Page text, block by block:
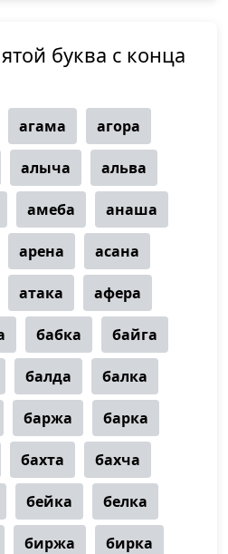
буква с конца
агама агора
алыча альва
амеба анаша
арена асана
атака афера
бабка байга
балда балка
баржа барка
бахта бахча
бейка белка
биржа бирка